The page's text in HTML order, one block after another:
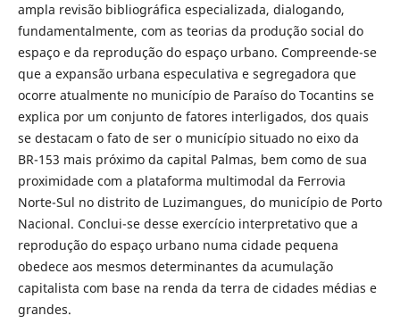
ampla revisão bibliográfica especializada, dialogando,
fundamentalmente, com as teorias da produção social do
espaço e da reprodução do espaço urbano. Compreende-se
que a expansão urbana especulativa e segregadora que
ocorre atualmente no município de Paraíso do Tocantins se
explica por um conjunto de fatores interligados, dos quais
se destacam o fato de ser o município situado no eixo da
BR-153 mais próximo da capital Palmas, bem como de sua
proximidade com a plataforma multimodal da Ferrovia
Norte-Sul no distrito de Luzimangues, do município de Porto
Nacional. Conclui-se desse exercício interpretativo que a
reprodução do espaço urbano numa cidade pequena
obedece aos mesmos determinantes da acumulação
capitalista com base na renda da terra de cidades médias e
grandes.